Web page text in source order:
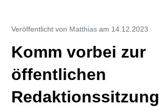
Veröffentlicht von Matthias am 14.12.2023
Komm vorbei zur
öffentlichen
Redaktionssitzung